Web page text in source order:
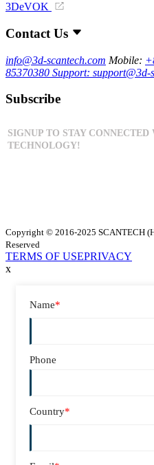
3DeVOK
Contact Us
info@3d-scantech.com Mobile:
85370380 Support: support@3d-
Subscribe
Copyright © 2016-2025 SCANTECH
Reserved
TERMS OF USEPRIVACY
x
Name*
Phone
Country*